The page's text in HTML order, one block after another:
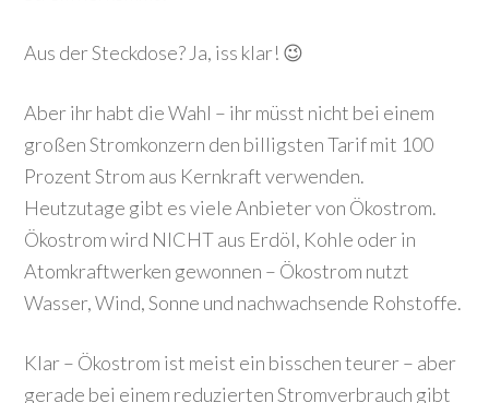
Aus der Steckdose? Ja, iss klar! 😉
Aber ihr habt die Wahl – ihr müsst nicht bei einem
großen Stromkonzern den billigsten Tarif mit 100
Prozent Strom aus Kernkraft verwenden.
Heutzutage gibt es viele Anbieter von Ökostrom.
Ökostrom wird NICHT aus Erdöl, Kohle oder in
Atomkraftwerken gewonnen – Ökostrom nutzt
Wasser, Wind, Sonne und nachwachsende Rohstoffe.
Klar – Ökostrom ist meist ein bisschen teurer – aber
gerade bei einem reduzierten Stromverbrauch gibt